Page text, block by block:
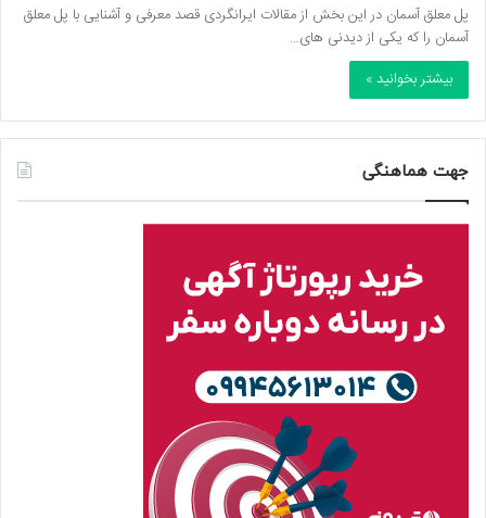
پل معلق آسمان در این بخش از مقالات ایرانگردی قصد معرفی و آشنایی با پل معلق
آسمان را که یکی از دیدنی های…
بیشتر بخوانید »
جهت هماهنگی